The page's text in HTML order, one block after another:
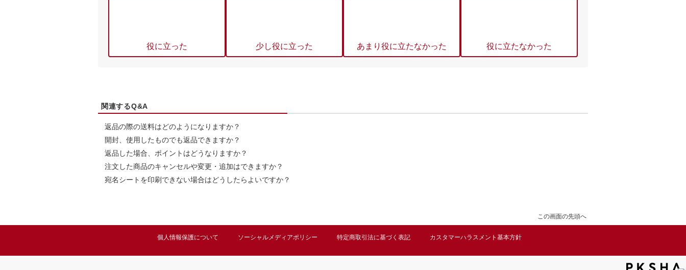
役に立った 少し役に立った あまり役に立たなかった 役に立たなかった
関連するQ&A
返品の際の送料はどのようになりますか？
開封、使用したものでも返品できますか？
返品した場合、ポイントはどうなりますか？
注文した商品のキャンセルや変更・追加はできますか？
宛名シートを印刷できない場合はどうしたらよいですか？
この画面の先頭へ
個人情報保護について ソーシャルメディアポリシー 特定商取引法に基づく表記 カスタマーハラスメント基本方針